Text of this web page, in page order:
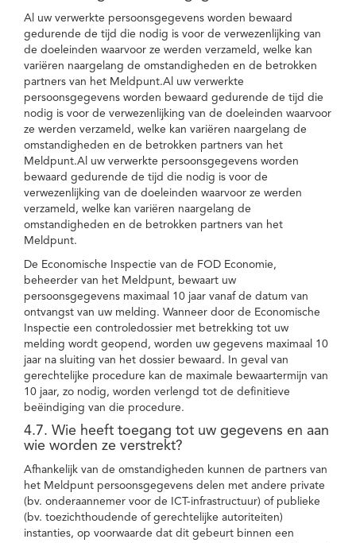
Al uw verwerkte persoonsgegevens worden bewaard
gedurende de tijd die nodig is voor de verwezenlijking van
de doeleinden waarvoor ze werden verzameld, welke kan
variëren naargelang de omstandigheden en de betrokken
partners van het Meldpunt.Al uw verwerkte
persoonsgegevens worden bewaard gedurende de tijd die
nodig is voor de verwezenlijking van de doeleinden waarvoor
ze werden verzameld, welke kan variëren naargelang de
omstandigheden en de betrokken partners van het
Meldpunt.Al uw verwerkte persoonsgegevens worden
bewaard gedurende de tijd die nodig is voor de
verwezenlijking van de doeleinden waarvoor ze werden
verzameld, welke kan variëren naargelang de
omstandigheden en de betrokken partners van het
Meldpunt.
De Economische Inspectie van de FOD Economie,
beheerder van het Meldpunt, bewaart uw
persoonsgegevens maximaal 10 jaar vanaf de datum van
ontvangst van uw melding. Wanneer door de Economische
Inspectie een controledossier met betrekking tot uw
melding wordt geopend, worden uw gegevens maximaal 10
jaar na sluiting van het dossier bewaard. In geval van
gerechtelijke procedure kan de maximale bewaartermijn van
10 jaar, zo nodig, worden verlengd tot de definitieve
beëindiging van die procedure.
4.7. Wie heeft toegang tot uw gegevens en aan
wie worden ze verstrekt?
Afhankelijk van de omstandigheden kunnen de partners van
het Meldpunt persoonsgegevens delen met andere private
(bv. onderaannemer voor de ICT-infrastructuur) of publieke
(bv. toezichthoudende of gerechtelijke autoriteiten)
instanties, op voorwaarde dat dit gebeurt binnen een